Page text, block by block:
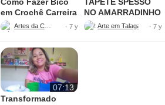
em Crochê Carreira
Única
Artes da Cata · 7 y
NO AMARRADINHO
PERFEITO
· 7 y
07:13
Transformado